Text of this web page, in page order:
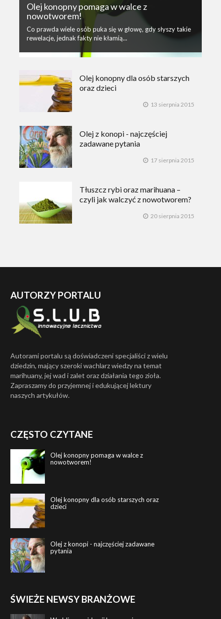
Olej konopny pomaga w walce z
nowotworem!
Co prawda wiele osób puka się w głowę, gdy słyszy takie
rewelacje, jednak fakty nie kłamią...
Olej konopny dla osób starszych
oraz dzieci
13 sierpnia 2015
Olej z konopi - najczęściej
zadawane pytania
17 sierpnia 2015
Tłuszcz rybi oraz marihuana –
czyli jak walczyć z nowotworem?
20 sierpnia 2015
AUTORZY PORTALU
Autorami portalu są doświadczeni specjaliści z wielu
dziedzin, mający szeroki wachlarz wiedzy na temat
marihuany, jej wad i zalet oraz działania tego zioła.
Zapraszamy do przyjemnej i edukującej lektury
naszych artykułów.
CZĘSTO CZYTANE
Olej konopny pomaga w walce z
nowotworem!
Olej konopny dla osób starszych oraz
dzieci
Olej z konopi - najczęściej zadawane
pytania
ŚWIEŻE NEWSY BRANŻOWE